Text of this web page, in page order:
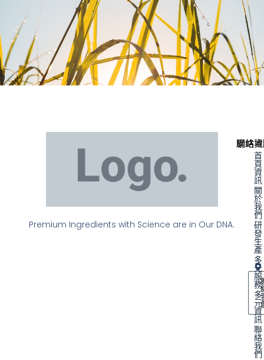
Premium Ingredients with Science are in Our DNA.
聯絡
網站
首
頁
資
訊
關
於
我
們
研
發
生
產
多
元
服
務
多
元
資
訊
聯
絡
我
們